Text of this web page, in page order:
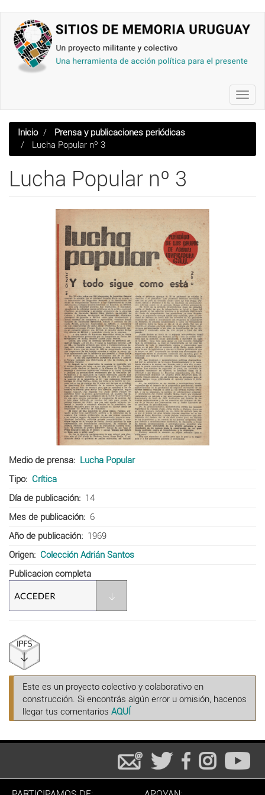
contenido
principal
Inicio
Prensa y publicaciones periódicas
Lucha Popular nº 3
Lucha Popular nº 3
Medio de prensa
Lucha Popular
Tipo
Crítica
Día de publicación
14
Mes de publicación
6
Año de publicación
1969
Origen
Colección Adrián Santos
Publicacion completa
Este es un proyecto colectivo y colaborativo en
construcción. Si encontrás algún error u omisión, hacenos
llegar tus comentarios AQUÍ